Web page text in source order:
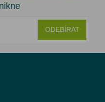
ODEBÍRAT